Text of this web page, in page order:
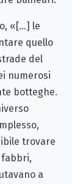
«[…] le
quello
del
numerosi
botteghe.
trovare
fabbri,
a